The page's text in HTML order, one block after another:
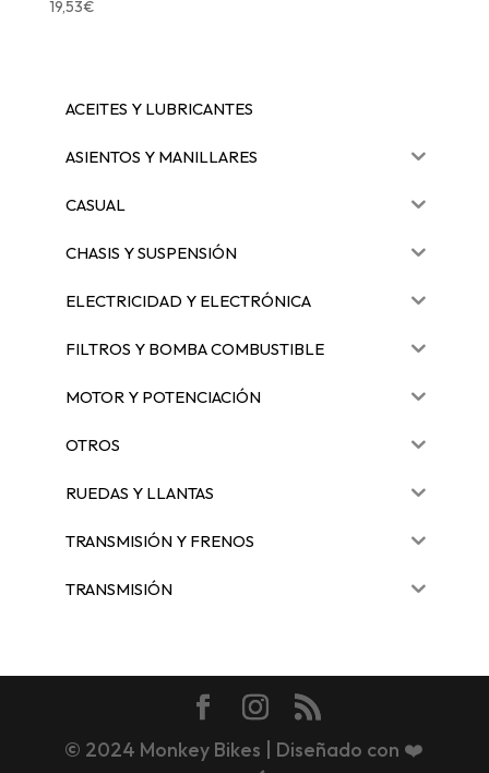
19,53€
ACEITES Y LUBRICANTES
ASIENTOS Y MANILLARES
CASUAL
CHASIS Y SUSPENSIÓN
ELECTRICIDAD Y ELECTRÓNICA
FILTROS Y BOMBA COMBUSTIBLE
MOTOR Y POTENCIACIÓN
OTROS
RUEDAS Y LLANTAS
TRANSMISIÓN Y FRENOS
TRANSMISIÓN
© 2024 Monkey Bikes | Diseñado con ❤️